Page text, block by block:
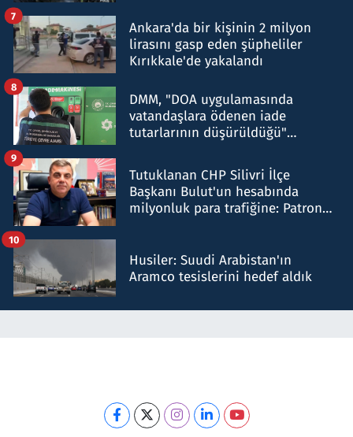
Ankara'da bir kişinin 2 milyon
lirasını gasp eden şüpheliler
Kırıkkale'de yakalandı
7
DMM, "DOA uygulamasında
vatandaşlara ödenen iade
tutarlarının düşürüldüğü"
8
Tutuklanan CHP Silivri İlçe
Başkanı Bulut'un hesabında
milyonluk para trafiğine: Patron
9
Husiler: Suudi Arabistan'ın
Aramco tesislerini hedef aldık
10